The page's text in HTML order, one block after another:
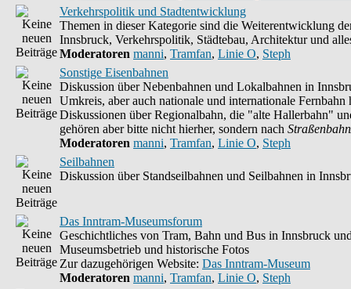
Verkehrspolitik und Stadtentwicklung
Themen in dieser Kategorie sind die Weiterentwicklung
Innsbruck, Verkehrspolitik, Städtebau, Architektur und
Moderatoren manni, Tramfan, Linie O, Steph
Sonstige Eisenbahnen
Diskussion über Nebenbahnen und Lokalbahnen in
Umkreis, aber auch nationale und internationale Fernbahn
Diskussionen über Regionalbahn, die "alte Hallerbahn"
gehören aber bitte nicht hierher, sondern nach
Moderatoren manni, Tramfan, Linie O, Steph
Seilbahnen
Diskussion über Standseilbahnen und Seilbahnen in
Das Inntram-Museumsforum
Geschichtliches von Tram, Bahn und Bus in Innsbruck
Museumsbetrieb und historische Fotos
Zur dazugehörigen Website: Das Inntram-Museum
Moderatoren manni, Tramfan, Linie O, Steph